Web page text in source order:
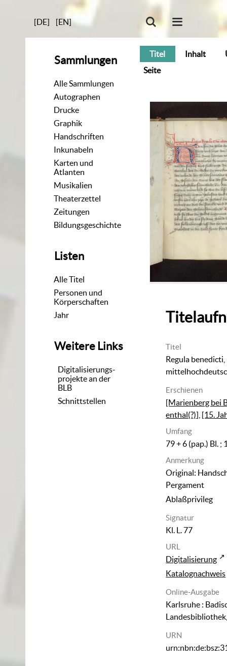
[DE] [EN]
Sammlungen
Alle Sammlungen
Autographen
Drucke
Graphik
Handschriften
Inkunabeln
Karten und
Atlanten
Musikalien
Theaterzettel
Zeitungen
Bildungsgeschichte
Listen
Alle Titel
Personen und
Körperschaften
Jahr
Weitere Links
Digitalisierungs-
projekte an der
BLB
Schnittstellen
Titel Inhalt
Seite
Titel
Regula benedicti,
Erschienen
[Marienberg bei
enthal(?)] [15.
Umfang
79 + 6 (pap.) Bl. ;
Anmerkung
Original:
Pergament
Ablaßprivileg
Signatur
Kl. L. 77
URL
Digitalisierung
Katalognachweis
Online-Ausgabe
Karlsruhe :
URN